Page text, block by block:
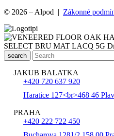
© 2026 – Alpod | Zákonné
search
JAKUB BALATKA
+420 720 637 920
Haratice 127<br>468 46
PRAHA
+420 222 722 450